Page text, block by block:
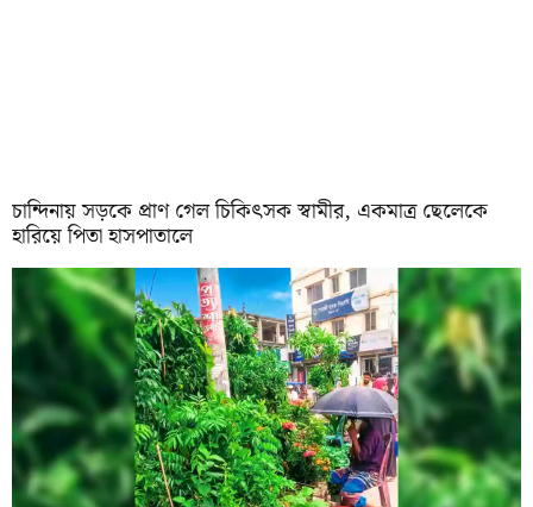
চান্দিনায় সড়কে প্রাণ গেল চিকিৎসক স্বামীর, একমাত্র ছেলেকে
হারিয়ে পিতা হাসপাতালে